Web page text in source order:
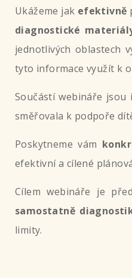
Ukážeme jak efektivně
diagnostické
jednotlivých oblastech
tyto informace využít k
Součástí webináře jsou i
směřovala k podpoře
Poskytneme vám
efektivní a cílené
Cílem webináře je
samostatně
limity.